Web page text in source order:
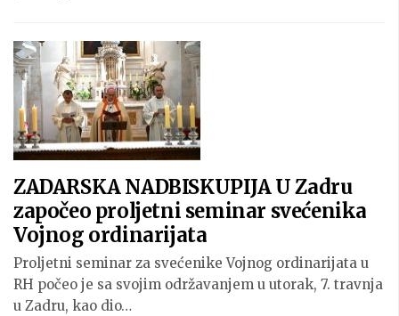
ZADARSKA NADBISKUPIJA U Zadru
započeo proljetni seminar svećenika
Vojnog ordinarijata
Proljetni seminar za svećenike Vojnog ordinarijata u
RH počeo je sa svojim održavanjem u utorak, 7. travnja
u Zadru, kao dio…